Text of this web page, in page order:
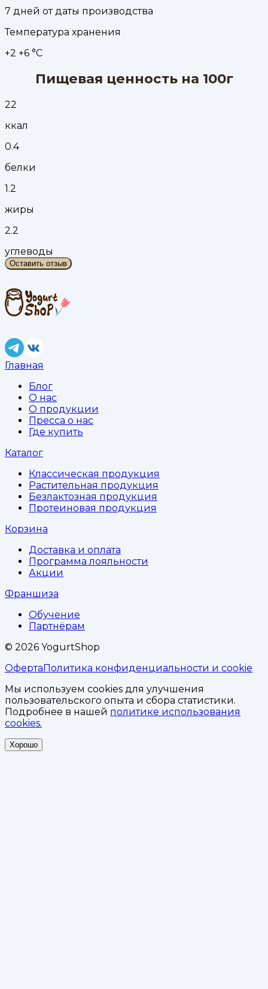
7 дней от даты производства
Температура хранения
+2 +6 °С
Пищевая ценность на 100г
22
ккал
0.4
белки
1.2
жиры
2.2
углеводы
Оставить отзыв
Главная
Блог
О нас
О продукции
Пресса о нас
Где купить
Каталог
Классическая продукция
Растительная продукция
Безлактозная продукция
Протеиновая продукция
Корзина
Доставка и оплата
Программа лояльности
Акции
Франшиза
Обучение
Партнёрам
© 2026 YogurtShop
ОфертаПолитика конфиденциальности и cookie
Мы используем cookies для улучшения
пользовательского опыта и сбора статистики.
Подробнее в нашей политике использования
cookies.
Хорошо